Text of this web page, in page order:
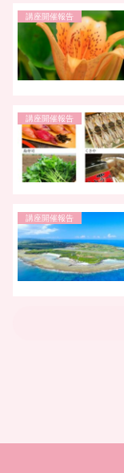
講座開催報告
講座開催報告
講座開催報告